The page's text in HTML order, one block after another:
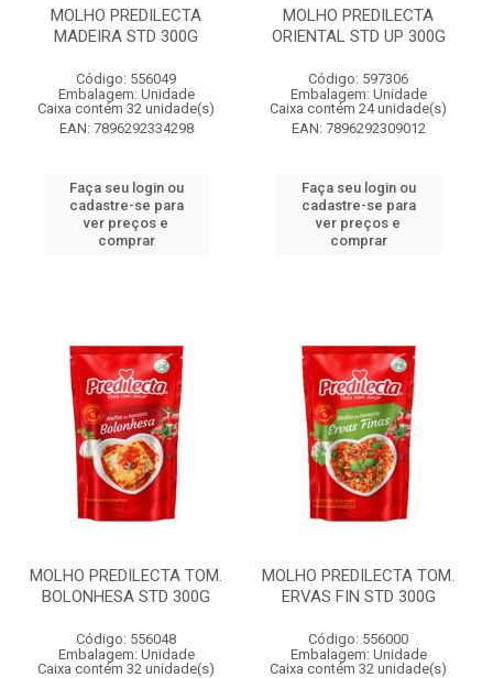
MOLHO PREDILECTA
MADEIRA STD 300G
Código: 556049
Embalagem: Unidade
Caixa contém 32 unidade(s)
EAN: 7896292334298
Faça seu login ou
cadastre-se para
ver preços e
comprar
MOLHO PREDILECTA
ORIENTAL STD UP 300G
Código: 597306
Embalagem: Unidade
Caixa contém 24 unidade(s)
EAN: 7896292309012
Faça seu login ou
cadastre-se para
ver preços e
comprar
MOLHO PREDILECTA TOM.
BOLONHESA STD 300G
Código: 556048
Embalagem: Unidade
Caixa contém 32 unidade(s)
MOLHO PREDILECTA TOM.
ERVAS FIN STD 300G
Código: 556000
Embalagem: Unidade
Caixa contém 32 unidade(s)